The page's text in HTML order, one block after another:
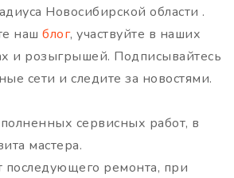
Новосибирской области .
наш блог, участвуйте в наших
и розыгрышей. Подписывайтесь
сети и следите за новостями.
сервисных работ, в
мастера.
последующего ремонта, при